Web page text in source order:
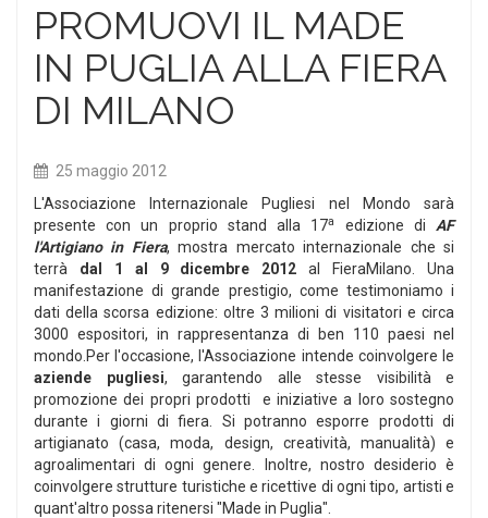
PROMUOVI IL MADE
IN PUGLIA ALLA FIERA
DI MILANO
25 maggio 2012
L'Associazione Internazionale Pugliesi nel Mondo sarà
presente con un proprio stand alla 17a edizione di AF
l'Artigiano in Fiera, mostra mercato internazionale che si
terrà dal 1 al 9 dicembre 2012 al FieraMilano. Una
manifestazione di grande prestigio, come testimoniamo i
dati della scorsa edizione: oltre 3 milioni di visitatori e circa
3000 espositori, in rappresentanza di ben 110 paesi nel
mondo.Per l'occasione, l'Associazione intende coinvolgere le
aziende pugliesi, garantendo alle stesse visibilità e
promozione dei propri prodotti e iniziative a loro sostegno
durante i giorni di fiera. Si potranno esporre prodotti di
artigianato (casa, moda, design, creatività, manualità) e
agroalimentari di ogni genere. Inoltre, nostro desiderio è
coinvolgere strutture turistiche e ricettive di ogni tipo, artisti e
quant'altro possa ritenersi "Made in Puglia".